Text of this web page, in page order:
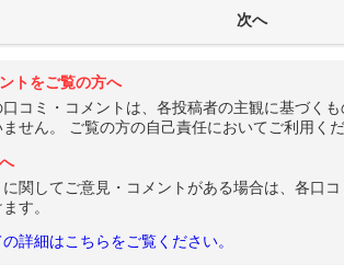
トをご覧の方へ
コミ・コメントは、各投稿者の主観に基づく
せん。 ご覧の方の自己責任においてご利用くだ
関してご意見・コメントがある場合は、各口
す。
詳細はこちらをご覧ください。